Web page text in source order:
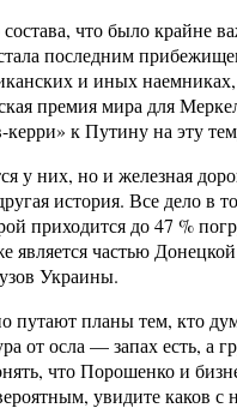
что было крайне
стала последним
и иных
премия мира для
к Путину на эту
у них, но и железная
история. Все дело в
приходится до 47 %
является частью
Украины.
планы тем, кто
от осла — запах есть, а
что Порошенко и
увидите каков с